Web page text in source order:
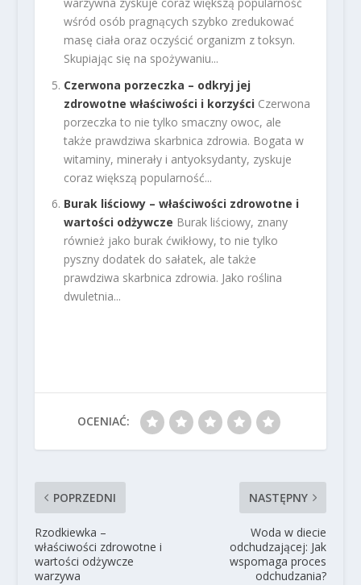
wśród osób pragnących szybko zredukować
masę ciała oraz oczyścić organizm z toksyn.
Skupiając się na spożywaniu...
Czerwona porzeczka – odkryj jej
zdrowotne właściwości i korzyści Czerwona
porzeczka to nie tylko smaczny owoc, ale
także prawdziwa skarbnica zdrowia. Bogata w
witaminy, minerały i antyoksydanty, zyskuje
coraz większą popularność...
Burak liściowy – właściwości zdrowotne i
wartości odżywcze Burak liściowy, znany
również jako burak ćwikłowy, to nie tylko
pyszny dodatek do sałatek, ale także
prawdziwa skarbnica zdrowia. Jako roślina
dwuletnia...
OCENIAĆ:
POPRZEDNI
Rzodkiewka –
właściwości zdrowotne i
wartości odżywcze
warzywa
NASTĘPNY
Woda w diecie
odchudzającej: Jak
wspomaga proces
odchudzania?